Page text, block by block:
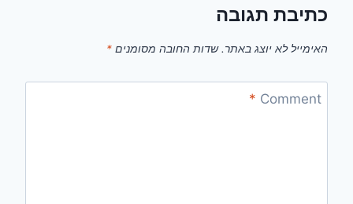
כתיבת תגובה
האימייל לא יוצג באתר. שדות החובה מסומנים *
Comment
*